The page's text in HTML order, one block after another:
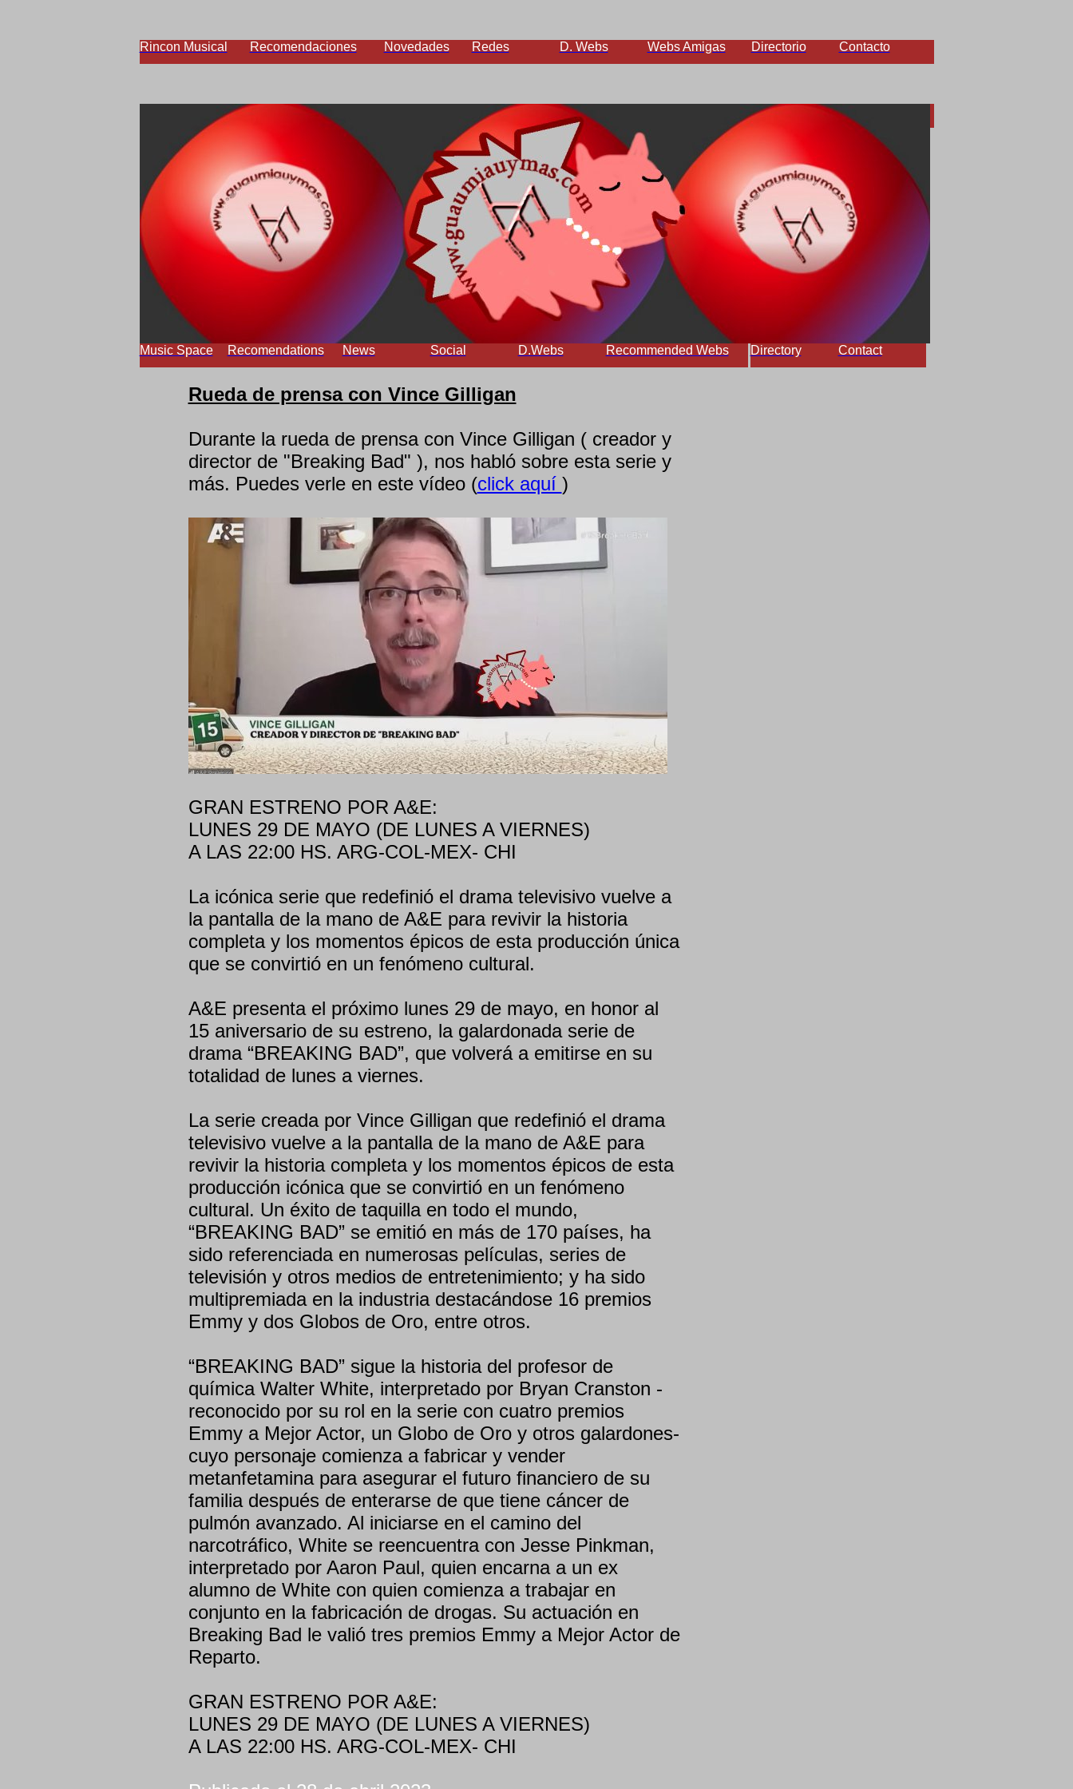
Rincon Musical Recomendaciones Novedades Redes D. Webs Webs Amigas Directorio Contacto
Music Space Recomendations News Social D.Webs Recommended Webs Directory Contact
Rueda de prensa con Vince Gilligan
Durante la rueda de prensa con Vince Gilligan ( creador y
director de "Breaking Bad" ), nos habló sobre esta serie y
más. Puedes verle en este vídeo (click aquí )
GRAN ESTRENO POR A&E:
LUNES 29 DE MAYO (DE LUNES A VIERNES)
A LAS 22:00 HS. ARG-COL-MEX- CHI
La icónica serie que redefinió el drama televisivo vuelve a
la pantalla de la mano de A&E para revivir la historia
completa y los momentos épicos de esta producción única
que se convirtió en un fenómeno cultural.
A&E presenta el próximo lunes 29 de mayo, en honor al
15 aniversario de su estreno, la galardonada serie de
drama “BREAKING BAD”, que volverá a emitirse en su
totalidad de lunes a viernes.
La serie creada por Vince Gilligan que redefinió el drama
televisivo vuelve a la pantalla de la mano de A&E para
revivir la historia completa y los momentos épicos de esta
producción icónica que se convirtió en un fenómeno
cultural. Un éxito de taquilla en todo el mundo,
“BREAKING BAD” se emitió en más de 170 países, ha
sido referenciada en numerosas películas, series de
televisión y otros medios de entretenimiento; y ha sido
multipremiada en la industria destacándose 16 premios
Emmy y dos Globos de Oro, entre otros.
“BREAKING BAD” sigue la historia del profesor de
química Walter White, interpretado por Bryan Cranston -
reconocido por su rol en la serie con cuatro premios
Emmy a Mejor Actor, un Globo de Oro y otros galardones-
cuyo personaje comienza a fabricar y vender
metanfetamina para asegurar el futuro financiero de su
familia después de enterarse de que tiene cáncer de
pulmón avanzado. Al iniciarse en el camino del
narcotráfico, White se reencuentra con Jesse Pinkman,
interpretado por Aaron Paul, quien encarna a un ex
alumno de White con quien comienza a trabajar en
conjunto en la fabricación de drogas. Su actuación en
Breaking Bad le valió tres premios Emmy a Mejor Actor de
Reparto.
GRAN ESTRENO POR A&E:
LUNES 29 DE MAYO (DE LUNES A VIERNES)
A LAS 22:00 HS. ARG-COL-MEX- CHI